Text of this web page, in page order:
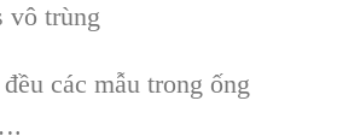
vô trùng
các mẫu trong ống